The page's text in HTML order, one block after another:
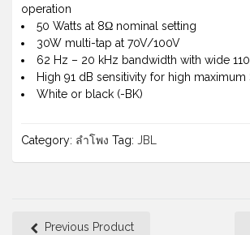
operation
50 Watts at 8Ω nominal setting
30W multi-tap at 70V/100V
62 Hz – 20 kHz bandwidth with wide
High 91 dB sensitivity for high maximum
White or black (-BK)
Category: ลำโพง Tag: JBL
Previous Product